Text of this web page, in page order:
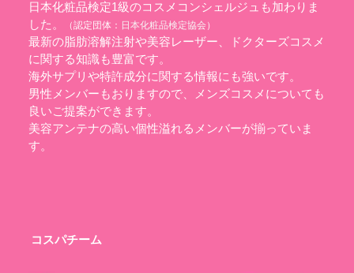
日本化粧品検定1級のコスメコンシェルジュも加わりま
した。
（認定団体： 日本化粧品検定協会）
最新の脂肪溶解注射や美容レーザー、ドクターズコスメ
に関する知識も豊富です。
海外サプリや特許成分に関する情報にも強いです。
男性メンバーもおりますので、メンズコスメについても
良いご提案ができます。
美容アンテナの高い個性溢れるメンバーが揃っていま
す。
コスパチーム